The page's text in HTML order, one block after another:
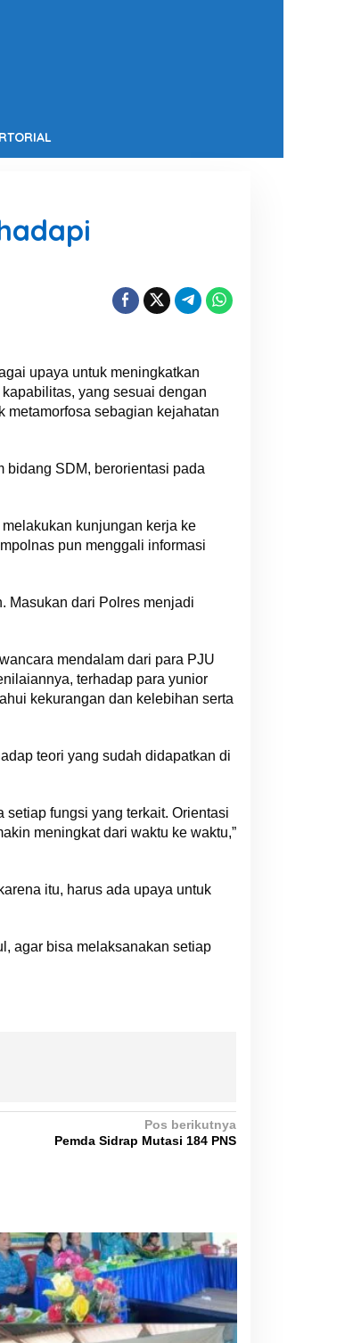
upaya untuk meningkatkan
yang sesuai dengan
metamorfosa sebagian kejahatan
bidang SDM, berorientasi pada
kunjungan kerja ke
pun menggali informasi
Masukan dari Polres menjadi
mendalam dari para PJU
terhadap para yunior
kekurangan dan kelebihan serta
teori yang sudah didapatkan di
fungsi yang terkait. Orientasi
meningkat dari waktu ke waktu,”
itu, harus ada upaya untuk
agar bisa melaksanakan setiap
Pos berikutnya
Pemda Sidrap Mutasi 184 PNS